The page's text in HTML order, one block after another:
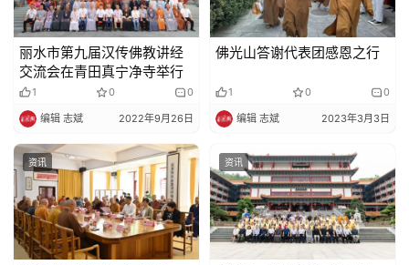
丽水市第九届汉传佛教讲经
交流会在青田真宁净寺举行
1 0 0
编辑 志斌 2022年9月26日
佛光山答谢代表团感恩之行
1 0 0
编辑 志斌 2023年3月3日
资讯 资讯